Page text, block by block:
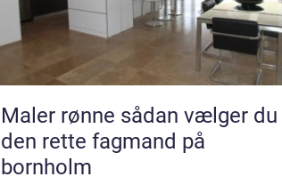
Maler rønne sådan vælger du
den rette fagmand på
bornholm